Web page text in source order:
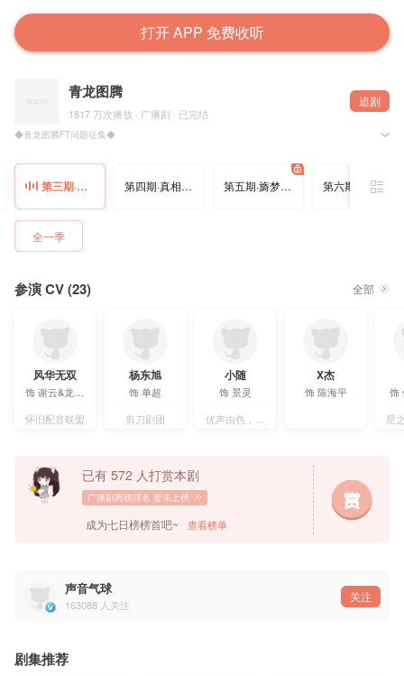
打开 APP 免费收听
青龙图腾
1817 万次播放 · 广播剧 · 已完结
追剧
◆青龙图腾FT问题征集◆
【提出问题】并【转发评论】在本条微博下!
被选中的你还能获得神秘礼品哦！
#青龙图腾广播剧# @晋江文学城 @淮上 原著 @猫耳FM 出品 @声音气球 制作 二十期古风广
单超落崖回忆发布
◇制作组◇
制 片 ：CC@蔡懋-紫
策划/导演：石泰铭@石泰铭
后期/监制：小槿@小槿槿槿
执行策划 ：古月丽莎玛@古月丽莎玛
动效/拟音协助：@声音气球
画 师：张壮壮@377-张壮壮
协 助：蘑菇@蘑菇糙糙哒
单超（幼年）：云鹤追 @饭卡小追
景灵(少年/成年）：小随 @还是小随
李治:柒御夜赫 @夜赫Chitskey
傅文杰:小贱 @什么什么的小贱
傅老夫人：海梦@CV-海梦
第三期·青龙开印 第四期·真相大白 第五期·旖梦连生 第六期·马上风云
全一季
参演 CV (23) 全部
风华无双
饰谢云&龙姑娘
怀旧配音联盟
杨东旭
饰单超
剪刀剧团
小随
饰景灵
优声由色，京诚之声
X杰
饰陈海平 饰
星之
已有 572 人打赏本剧
广播剧周榜排名 暂未上榜
成为七日榜榜首吧~ 查看榜单
声音气球
163088 人关注
关注
剧集推荐